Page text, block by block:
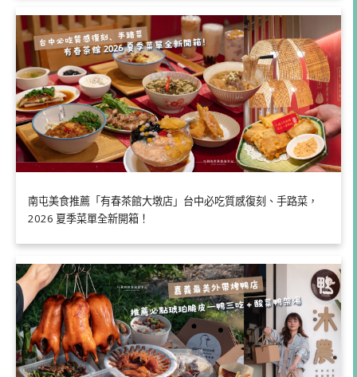
南屯美食推薦「有春茶館大墩店」台中必吃質感復刻、手路菜，
2026 夏季菜單全新開箱！